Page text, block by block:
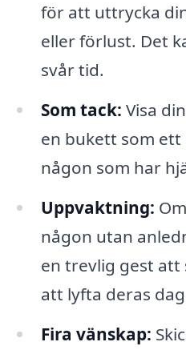
för att uttrycka
eller förlust. Det
svår tid.
Som tack: Visa
en bukett som
någon som har
Uppvaktning:
någon utan
en trevlig gest
att lyfta deras
Fira vänskap: